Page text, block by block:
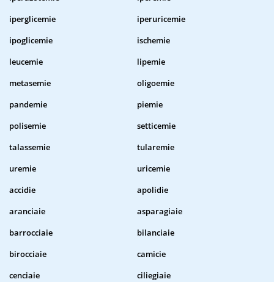
iperglicemie
iperuricemie
ipoglicemie
ischemie
leucemie
lipemie
metasemie
oligoemie
pandemie
piemie
polisemie
setticemie
talassemie
tularemie
uremie
uricemie
accidie
apolidie
aranciaie
asparagiaie
barrocciaie
bilanciaie
birocciaie
camicie
cenciaie
ciliegiaie